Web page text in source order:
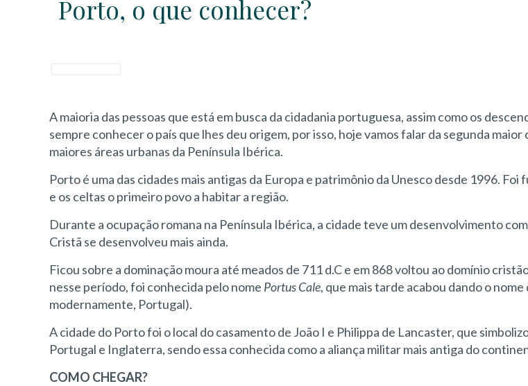
Porto, o que conhecer?
A maioria das pessoas que está em busca da cidadania portuguesa, assim como os
sempre conhecer o país que lhes deu origem, por isso, hoje vamos falar da segunda maior
maiores áreas urbanas da Península Ibérica.
Porto é uma das cidades mais antigas da Europa e patrimônio da Unesco desde 1996. Foi
e os celtas o primeiro povo a habitar a região.
Durante a ocupação romana na Península Ibérica, a cidade teve um desenvolvimento
Cristã se desenvolveu mais ainda.
Ficou sobre a dominação moura até meados de 711 d.C e em 868 voltou ao domínio
nesse período, foi conhecida pelo nome Portus Cale, que mais tarde acabou dando o
modernamente, Portugal).
A cidade do Porto foi o local do casamento de João I e Philippa de Lancaster, que
Portugal e Inglaterra, sendo essa conhecida como a aliança militar mais antiga do
COMO CHEGAR?